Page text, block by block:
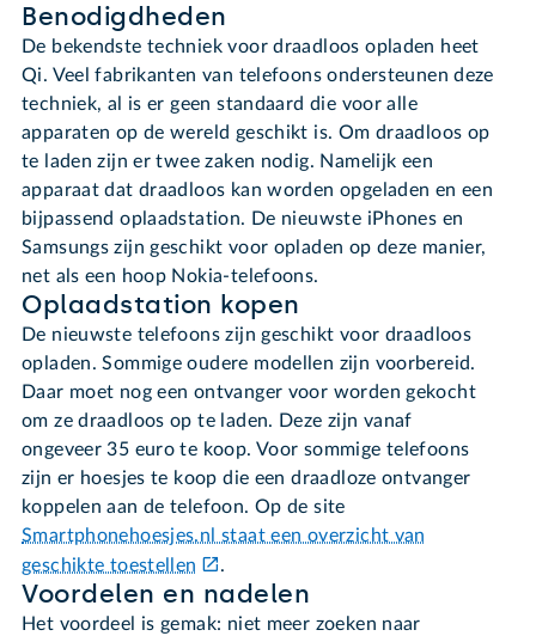
Benodigdheden
De bekendste techniek voor draadloos opladen heet
Qi. Veel fabrikanten van telefoons ondersteunen deze
techniek, al is er geen standaard die voor alle
apparaten op de wereld geschikt is. Om draadloos op
te laden zijn er twee zaken nodig. Namelijk een
apparaat dat draadloos kan worden opgeladen en een
bijpassend oplaadstation. De nieuwste iPhones en
Samsungs zijn geschikt voor opladen op deze manier,
net als een hoop Nokia-telefoons.
Oplaadstation kopen
De nieuwste telefoons zijn geschikt voor draadloos
opladen. Sommige oudere modellen zijn voorbereid.
Daar moet nog een ontvanger voor worden gekocht
om ze draadloos op te laden. Deze zijn vanaf
ongeveer 35 euro te koop. Voor sommige telefoons
zijn er hoesjes te koop die een draadloze ontvanger
koppelen aan de telefoon. Op de site
Smartphonehoesjes.nl staat een overzicht van
geschikte toestellen
.
Voordelen en nadelen
Het voordeel is gemak: niet meer zoeken naar